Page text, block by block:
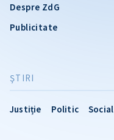
Despre ZdG
Publicitate
ŞTIRI
Justiție Politic Social